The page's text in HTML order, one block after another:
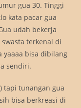
gua 30. Tinggi
kata pacar gua
udah bekerja
terkenal di
yaaaa bisa dibilang
sendiri.
tapi tunangan gua
bisa berkreasi di